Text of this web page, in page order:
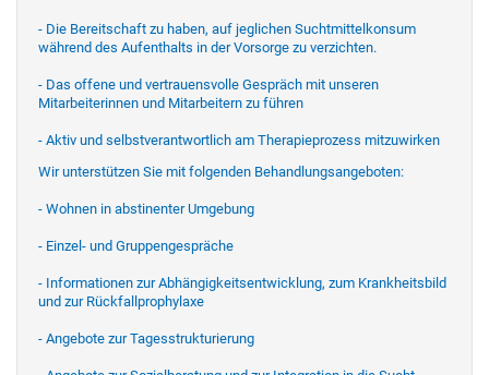
- Die Bereitschaft zu haben, auf jeglichen Suchtmittelkonsum
während des Aufenthalts in der Vorsorge zu verzichten.
- Das offene und vertrauensvolle Gespräch mit unseren
Mitarbeiterinnen und Mitarbeitern zu führen
- Aktiv und selbstverantwortlich am Therapieprozess mitzuwirken
Wir unterstützen Sie mit folgenden Behandlungsangeboten:
- Wohnen in abstinenter Umgebung
- Einzel- und Gruppengespräche
- Informationen zur Abhängigkeitsentwicklung, zum Krankheitsbild
und zur Rückfallprophylaxe
- Angebote zur Tagesstrukturierung